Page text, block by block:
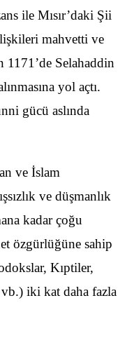
ile Mısır’daki Şii
mahvetti ve
Selahaddin
yol açtı.
gücü aslında
ve İslam
ve düşmanlık
kadar çoğu
özgürlüğüne sahip
Kıptiler,
iki kat daha fazla